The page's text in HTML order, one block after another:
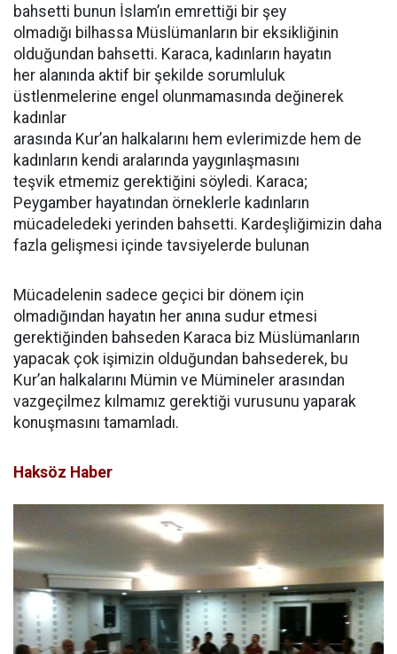
bahsetti bunun İslam’ın emrettiği bir şey
olmadığı bilhassa Müslümanların bir eksikliğinin
olduğundan bahsetti. Karaca, kadınların hayatın
her alanında aktif bir şekilde sorumluluk
üstlenmelerine engel olunmamasında değinerek
kadınlar
arasında Kur’an halkalarını hem evlerimizde hem de
kadınların kendi aralarında yaygınlaşmasını
teşvik etmemiz gerektiğini söyledi. Karaca;
Peygamber hayatından örneklerle kadınların
mücadeledeki yerinden bahsetti. Kardeşliğimizin daha
fazla gelişmesi içinde tavsiyelerde bulunan
Mücadelenin sadece geçici bir dönem için
olmadığından hayatın her anına sudur etmesi
gerektiğinden bahseden Karaca biz Müslümanların
yapacak çok işimizin olduğundan bahsederek, bu
Kur’an halkalarını Mümin ve Mümineler arasından
vazgeçilmez kılmamız gerektiği vurusunu yaparak
konuşmasını tamamladı.
Haksöz Haber